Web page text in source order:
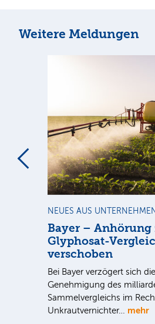
Weitere Meldungen
NEUES AUS
Bayer – Anhörung
Glyphosat-
verschoben
Bei Bayer verzögert sich
Genehmigung des
Sammelvergleichs im
Unkrautvernichter… mehr